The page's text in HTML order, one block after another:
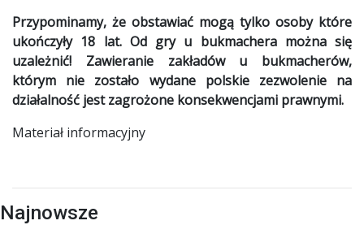
Przypominamy, że obstawiać mogą tylko osoby które
ukończyły 18 lat. Od gry u bukmachera można się
uzależnić! Zawieranie zakładów u bukmacherów,
którym nie zostało wydane polskie zezwolenie na
działalność jest zagrożone konsekwencjami prawnymi.
Materiał informacyjny
Najnowsze